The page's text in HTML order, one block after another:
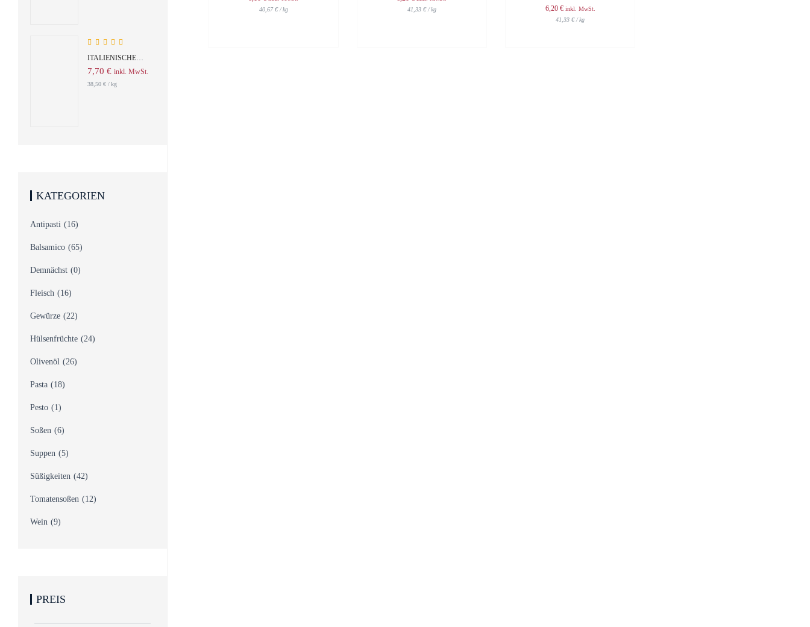
Rated
out
of 5
ITALIENISCHE
SCHOKOLADE
TARTUFO DOLCE
7,70 € inkl. MwSt.
38,50 € /kg
KATEGORIEN
Antipasti (16)
Balsamico (65)
Demnächst (0)
Fleisch (16)
Gewürze (22)
Hülsenfrüchte (24)
Olivenöl (26)
Pasta (18)
Pesto (1)
Soßen (6)
Suppen (5)
Süßigkeiten (42)
Tomatensoßen (12)
Wein (9)
PREIS
40,67 € / kg
41,33 € /kg
6,20 € inkl. MwSt.
41,33€ /kg